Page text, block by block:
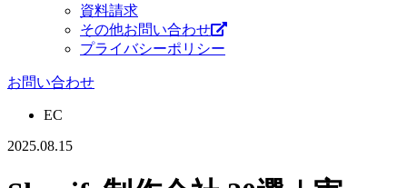
資料請求
その他お問い合わせ
プライバシーポリシー
お問い合わせ
EC
2025.08.15